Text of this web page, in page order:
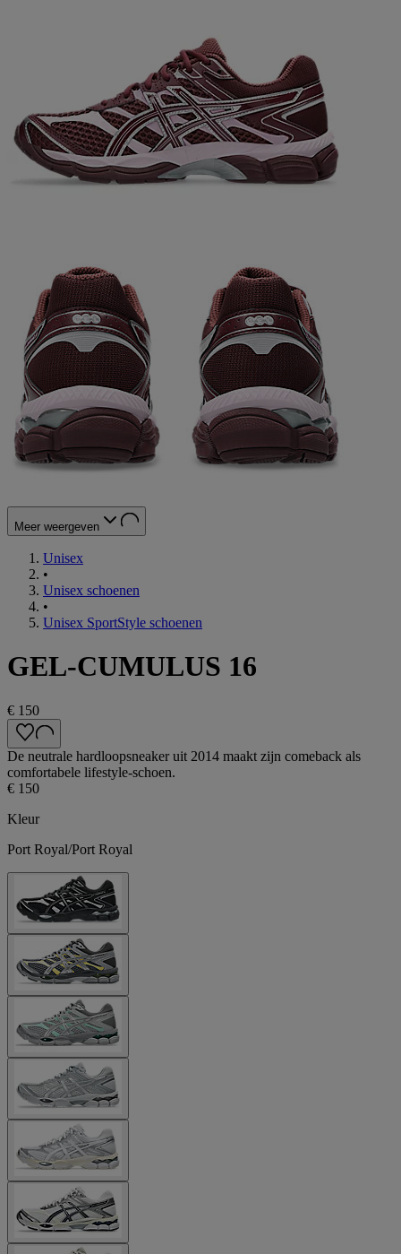
Meer weergeven
Unisex
•
Unisex schoenen
•
Unisex SportStyle schoenen
GEL-CUMULUS 16
€ 150
De neutrale hardloopsneaker uit 2014 maakt zijn comeback als
comfortabele lifestyle-schoen.
€ 150
Kleur
Port Royal/Port Royal